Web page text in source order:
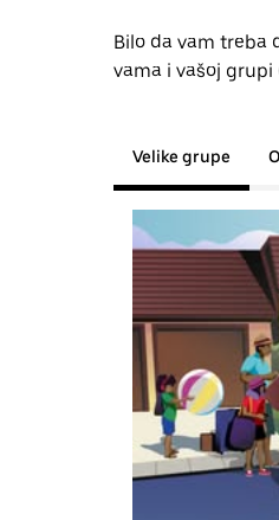
Bilo da vam treba
vama i vašoj
Velike grupe